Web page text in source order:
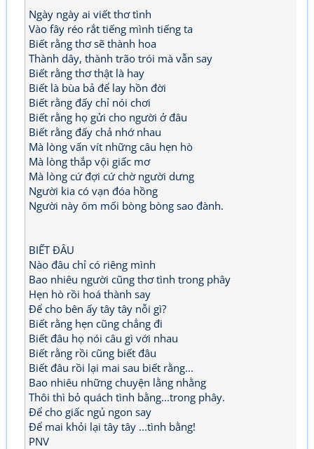
Ngày ngày ai viết thơ tình
Vào fây réo rắt tiếng mình tiếng ta
Biết rằng thơ sẽ thành hoa
Thành dây, thành trão trói mà vẫn say
Biết rằng thơ thật là hay
Biết là bùa bả để lay hồn đời
Biết rằng đấy chỉ nói chơi
Biết rằng họ gửi cho người ở đâu
Biết rằng đấy chả nhớ nhau
Mà lòng vấn vít những câu hẹn hò
Mà lòng thắp vội giấc mơ
Mà lòng cứ đợi cứ chờ người dưng
Người kia có vạn đóa hồng
Người này ôm mối bòng bòng sao đành.
BIẾT ĐÂU
Nào đâu chỉ có riêng mình
Bao nhiêu người cũng thơ tình trong phây
Hẹn hò rồi hoá thành say
Để cho bên ấy tây tây nỗi gì?
Biết rằng hẹn cũng chẳng đi
Biết đâu họ nói câu gì với nhau
Biết rằng rồi cũng biết đâu
Biết đâu rồi lại mai sau biết rằng...
Bao nhiêu những chuyện lằng nhằng
Thôi thì bỏ quách tình bằng...trong phây.
Để cho giấc ngủ ngon say
Để mai khỏi lại tây tây ...tình bằng!
PNV